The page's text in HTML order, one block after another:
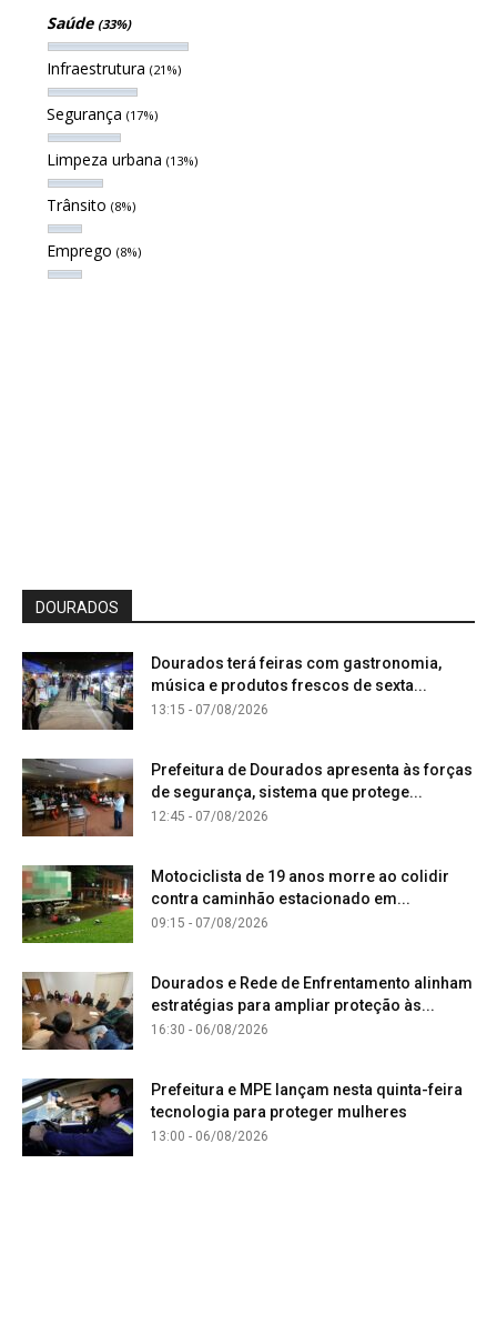
Saúde (33%)
Infraestrutura (21%)
Segurança (17%)
Limpeza urbana (13%)
Trânsito (8%)
Emprego (8%)
DOURADOS
Dourados terá feiras com gastronomia,
música e produtos frescos de sexta...
13:15 - 07/08/2026
Prefeitura de Dourados apresenta às forças
de segurança, sistema que protege...
12:45 - 07/08/2026
Motociclista de 19 anos morre ao colidir
contra caminhão estacionado em...
09:15 - 07/08/2026
Dourados e Rede de Enfrentamento alinham
estratégias para ampliar proteção às...
16:30 - 06/08/2026
Prefeitura e MPE lançam nesta quinta-feira
tecnologia para proteger mulheres
13:00 - 06/08/2026